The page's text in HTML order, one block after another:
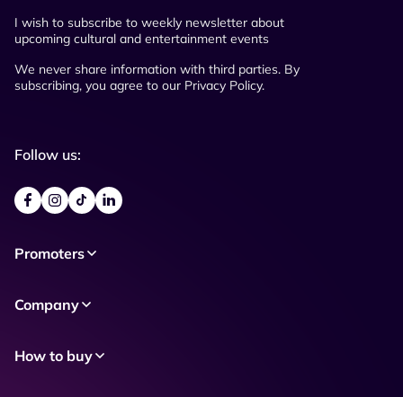
I wish to subscribe to weekly newsletter about
upcoming cultural and entertainment events
We never share information with third parties. By
subscribing, you agree to our Privacy Policy.
Follow us:
Promoters
Company
How to buy